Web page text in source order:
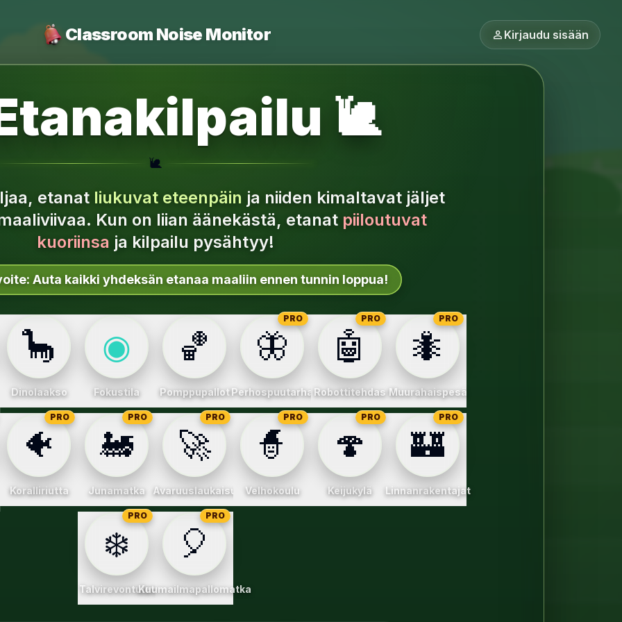
Classroom Noise Monitor person Kirjaudu sisään
🐌
🐌
etanat liukuvat eteenpäin ja niiden kimaltavat jäljet
Kun on liian äänekästä, etanat piiloutuvat
kuoriinsa ja kilpailu pysähtyy!
Auta kaikki yhdeksän etanaa maaliin ennen tunnin loppua!
🦕
Dinolaakso
◉
Fokustila
🏀
Pomppupallot
🦋
PRO
Perhospuutarha
🤖
PRO
Robottitehdas
🐜
PRO
Muurahaispesä
🐠
PRO
Koralliriutta
🚂
PRO
Junamatka
🚀
PRO
Avaruuslaukaisu
🧙
PRO
Velhokoulu
🍄
PRO
Keijukylä
🏰
PRO
Linnanrakentajat
❄️
PRO
Talvirevontulet
🎈
PRO
Kuumailmapallomatka